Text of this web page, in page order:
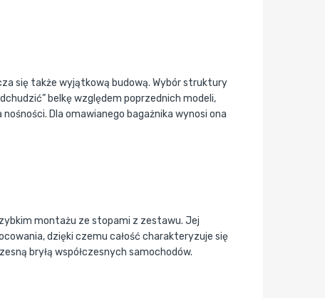
się także wyjątkową budową. Wybór struktury
belkę względem poprzednich modeli,
Dla omawianego bagażnika wynosi ona
montażu ze stopami z zestawu. Jej
dzięki czemu całość charakteryzuje się
bryłą współczesnych samochodów.